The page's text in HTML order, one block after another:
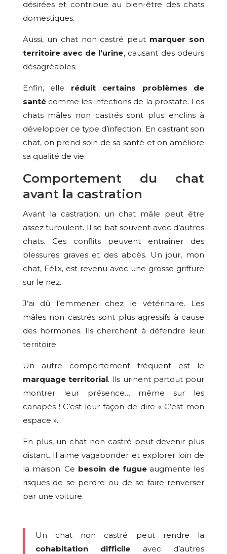
désirées et contribue au bien-être des chats
domestiques.
Aussi, un chat non castré peut marquer son
territoire avec de l’urine, causant des odeurs
désagréables.
Enfin, elle réduit certains problèmes de
santécomme les infections de la prostate. Les
chats mâles non castrés sont plus enclins à
développer ce type d’infection. En castrant son
chat, on prend soin de sa santé et on améliore
sa qualité de vie.
Comportement du chat
avant la castration
Avant la castration, un chat mâle peut être
assez turbulent. Il se bat souvent avec d’autres
chats. Ces conflits peuvent entraîner des
blessures graves et des abcès. Un jour, mon
chat, Félix, est revenu avec une grosse griffure
sur le nez.
J’ai dû l’emmener chez le vétérinaire. Les
mâles non castrés sont plus agressifs à cause
des hormones. Ils cherchent à défendre leur
territoire.
Un autre comportement fréquent est le
marquage territorial. Ils urinent partout pour
montrer leur présence… même sur les
canapés ! C’est leur façon de dire « C’est mon
espace ».
En plus, un chat non castré peut devenir plus
distant. Il aime vagabonder et explorer loin de
la maison. Ce besoin de fugueaugmente les
risques de se perdre ou de se faire renverser
par une voiture.
Un chat non castré peut rendre la
cohabitation difficile avec d’autres